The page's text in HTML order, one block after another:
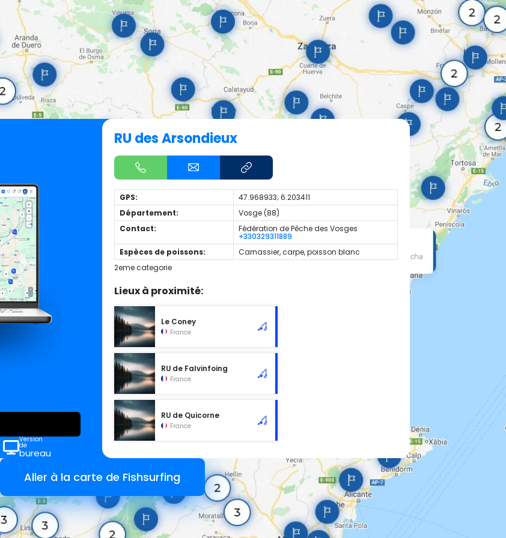
Version
de
bureau
RU des Arsondieux
GPS:
47.968933; 6.203411
Département:
Vosge (88)
Contact:
Fédération de Pêche des Vosges
+330329311889
Espèces de poissons:
Carnassier, carpe, poisson blanc
2eme categorie
Lieux à proximité:
Le Coney
France
RU de Falvinfoing
France
RU de Quicorne
France
Aller à la carte de Fishsurfing